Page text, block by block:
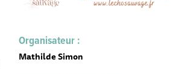
Organisateur :
Mathilde Simon